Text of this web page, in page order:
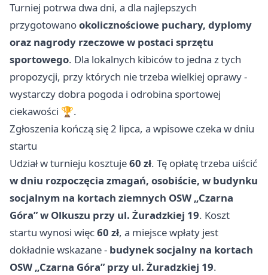
Turniej potrwa dwa dni, a dla najlepszych
przygotowanookolicznościowe puchary, dyplomy
oraz nagrody rzeczowe w postaci sprzętu
sportowego. Dla lokalnych kibiców to jedna z tych
propozycji, przy których nie trzeba wielkiej oprawy -
wystarczy dobra pogoda i odrobina sportowej
ciekawości 🏆.
Zgłoszenia kończą się 2 lipca, a wpisowe czeka w dniu
startu
Udział w turnieju kosztuje60 zł. Tę opłatę trzeba uiścić
w dniu rozpoczęcia zmagań, osobiście, w budynku
socjalnym na kortach ziemnych OSW „Czarna
Góra” w Olkuszu przy ul. Żuradzkiej 19. Koszt
startu wynosi więc60 zł, a miejsce wpłaty jest
dokładnie wskazane - budynek socjalny na kortach
OSW „Czarna Góra” przy ul. Żuradzkiej 19.